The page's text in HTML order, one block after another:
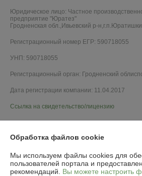
Юридическое лицо: Частное
предприятие "Юратез"
Гродненская обл.,Ивьевский р-
Регистрационный номер ЕГР: 590718055
УНП: 590718055
Регистрационный орган: Гродненский
Дата регистрации компании: 11.04.2017
Ссылка на свидетельство/лицензию
Обработка файлов cookie
Мы используем файлы cookies для
пользователей портала и
рекомендаций. Вы можете настроить